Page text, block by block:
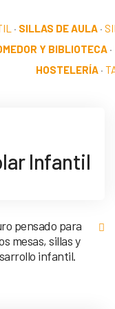
· SILLAS DE AULA·
Y BIBLIOTECA ·
HOSTELERÍA ·
Infantil
pensado para
mesas, sillas y
infantil.